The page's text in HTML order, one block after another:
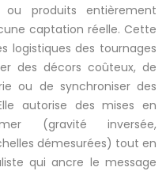
ou produits entièrement
captation réelle. Cette
logistiques des tournages
des décors coûteux, de
ou de synchroniser des
autorise des mises en
(gravité inversée,
démesurées) tout en
qui ancre le message